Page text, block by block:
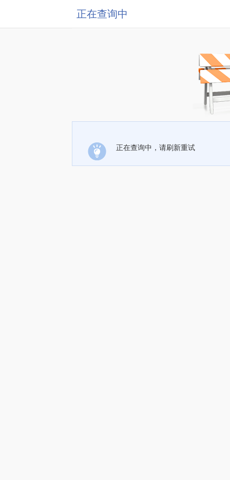
正在查询中
正在查询中，请刷新重试